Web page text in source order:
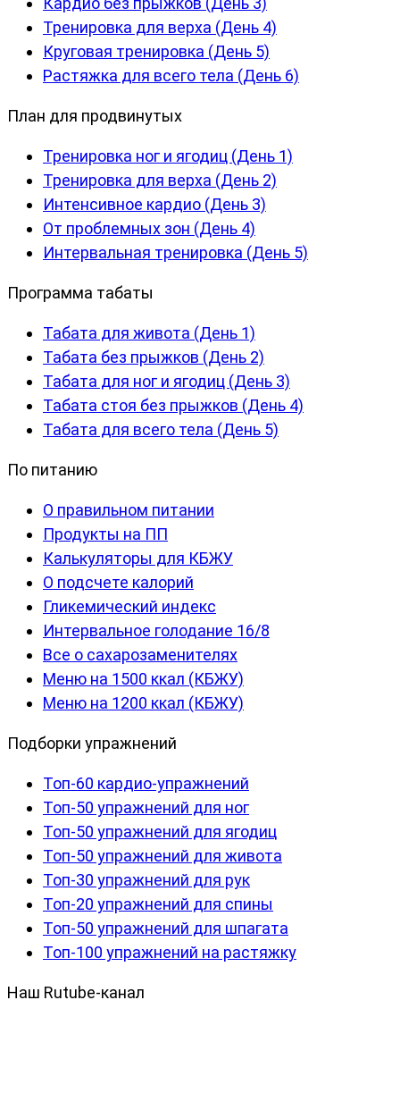
Тренировка для верха (День 4)
Круговая тренировка (День 5)
Растяжка для всего тела (День 6)
План для продвинутых
Тренировка ног и ягодиц (День 1)
Тренировка для верха (День 2)
Интенсивное кардио (День 3)
От проблемных зон (День 4)
Интервальная тренировка (День 5)
Программа табаты
Табата для живота (День 1)
Табата без прыжков (День 2)
Табата для ног и ягодиц (День 3)
Табата стоя без прыжков (День 4)
Табата для всего тела (День 5)
По питанию
О правильном питании
Продукты на ПП
Калькуляторы для КБЖУ
О подсчете калорий
Гликемический индекс
Интервальное голодание 16/8
Все о сахарозаменителях
Меню на 1500 ккал (КБЖУ)
Меню на 1200 ккал (КБЖУ)
Подборки упражнений
Топ-60 кардио-упражнений
Топ-50 упражнений для ног
Топ-50 упражнений для ягодиц
Топ-50 упражнений для живота
Топ-30 упражнений для рук
Топ-20 упражнений для спины
Топ-50 упражнений для шпагата
Топ-100 упражнений на растяжку
Наш Rutube-канал